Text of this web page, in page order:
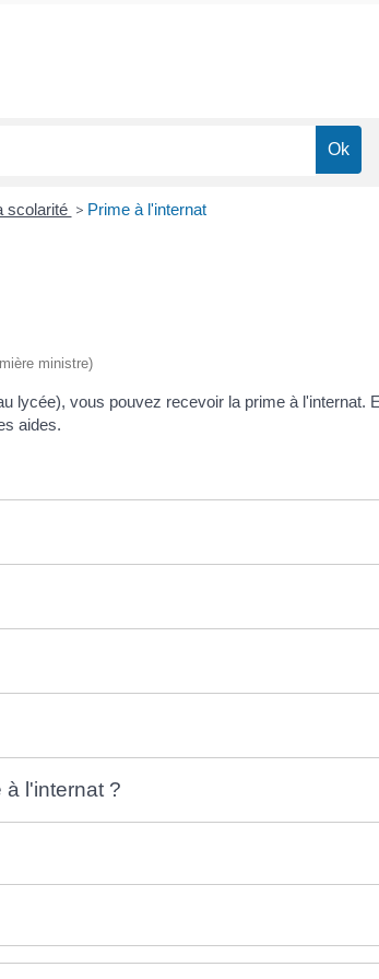
scolarité > Prime à l'internat
ministre)
lycée), vous pouvez recevoir la prime à
aides.
l'internat ?